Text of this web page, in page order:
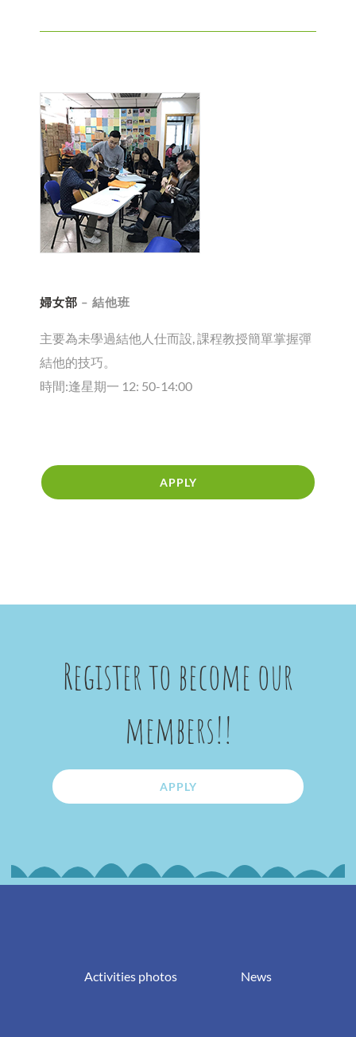
婦女部 – 結他班
主要為未學過結他人仕而設, 課程教授簡單掌握彈
結他的技巧。
時間:逢星期一 12: 50-14:00
APPLY
Register to become our
members!!
APPLY
Activities photos News